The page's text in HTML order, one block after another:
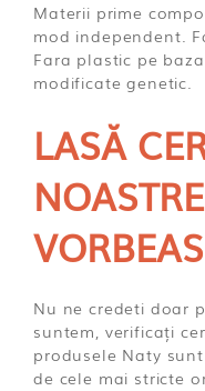
Materii prime
mod independent.
Fara plastic pe
modificate genetic.
LASĂ
Nu ne credeti doar
suntem, verificați
produsele Naty
de cele mai stricte